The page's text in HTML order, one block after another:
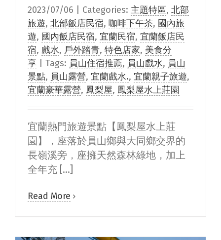
2023/07/06 Categories: 主題特區, 北部
旅遊, 北部飯店民宿, 咖啡下午茶, 國內旅
遊, 國內飯店民宿, 宜蘭民宿, 宜蘭飯店民
宿, 戲水, 戶外踏青, 特色店家, 美食分
享
Tags: 員山住宿推薦, 員山戲水, 員山
景點, 員山露營, 宜蘭戲水., 宜蘭親子旅遊,
宜蘭豪華露營, 鳳梨屋, 鳳梨屋水上莊園
宜蘭熱門旅遊景點【鳳梨屋水上莊
園】，座落於員山鄉與大同鄉交界的
長嶺溪旁，座擁天然森林綠地，加上
全年充 [...]
Read More